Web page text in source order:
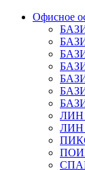
Офисное
ЛИН
ЛИН